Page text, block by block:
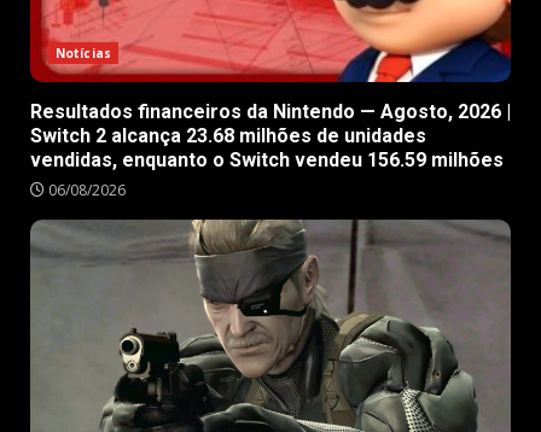
Notícias
Resultados financeiros da Nintendo — Agosto, 2026 |
Switch 2 alcança 23.68 milhões de unidades
vendidas, enquanto o Switch vendeu 156.59 milhões
06/08/2026